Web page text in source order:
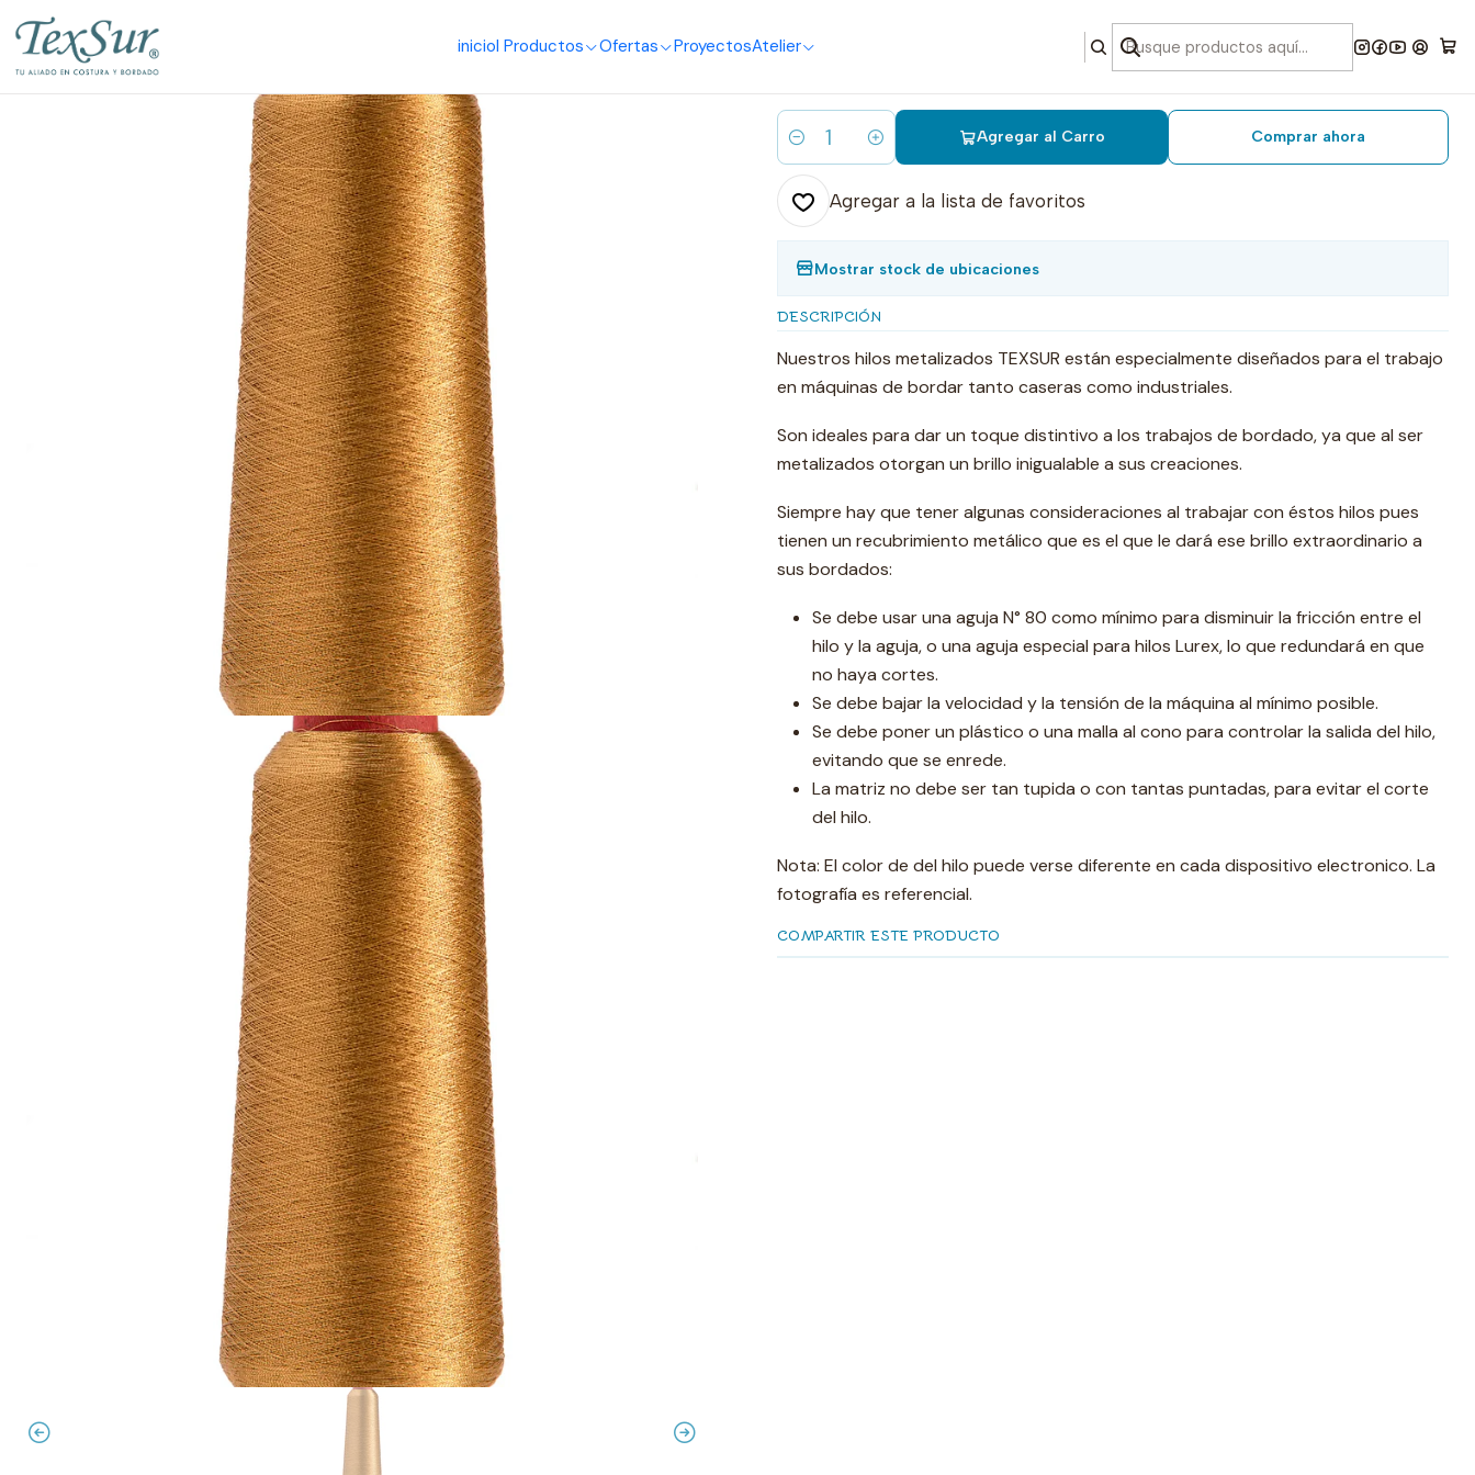
inicioI Productos Ofertas ProyectosAtelier
|
Hilo bordar metalizado oro 5000 mts.
Cantidad
Agregar al Carro Comprar ahora
Agregar a la lista de favoritos
Mostrar stock de ubicaciones
DESCRIPCIÓN
Nuestros hilos metalizados TEXSUR están especialmente diseñados para el trabajo
en máquinas de bordar tanto caseras como industriales.
Son ideales para dar un toque distintivo a los trabajos de bordado, ya que al ser
metalizados otorgan un brillo inigualable a sus creaciones.
Siempre hay que tener algunas consideraciones al trabajar con éstos hilos pues
tienen un recubrimiento metálico que es el que le dará ese brillo extraordinario a
sus bordados:
Se debe usar una aguja N° 80 como mínimo para disminuir la fricción entre el
hilo y la aguja, o una aguja especial para hilos Lurex, lo que redundará en que
no haya cortes.
Se debe bajar la velocidad y la tensión de la máquina al mínimo posible.
Se debe poner un plástico o una malla al cono para controlar la salida del hilo,
evitando que se enrede.
La matriz no debe ser tan tupida o con tantas puntadas, para evitar el corte
del hilo.
Nota: El color de del hilo puede verse diferente en cada dispositivo electronico. La
fotografía es referencial.
COMPARTIR ESTE PRODUCTO